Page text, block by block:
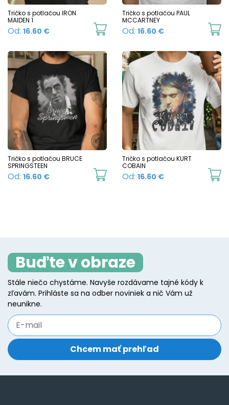
chosen
page
Tričko s potlačou IRON
MAIDEN 1
Od: 16.60 €
This
has
multiple
variants.
The
options
chosen
on
Tričko s potlačou PAUL
MCCARTNEY
Od: 16.60 €
Tričko s potlačou BRUCE
SPRINGSTEEN
Od: 16.60 €
This
options
may
be
on
product
page
Tričko s potlačou KURT
COBAIN
Od: 16.60 €
Buďte v obraze
Stále niečo chystáme. Navyše rozdávame tajné kódy k
zľavám. Prihláste sa na odber noviniek a nič Vám už
neunikne.